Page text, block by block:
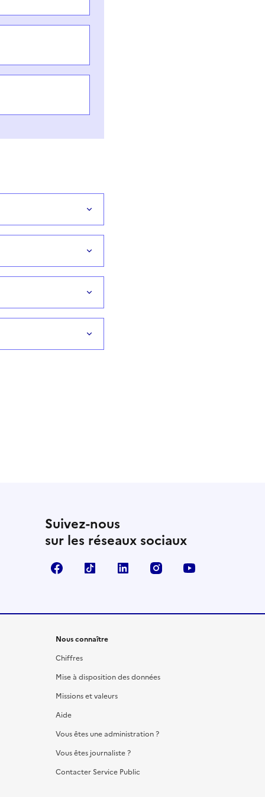
Suivez-nous
sur les réseaux sociaux
FacebookTikTok LinkedIn Instagram
Nous connaître
Chiffres
Mise à disposition des données
Missions et valeurs
Aide
Vous êtes une administration ?
Vous êtes journaliste ?
Contacter Service Public